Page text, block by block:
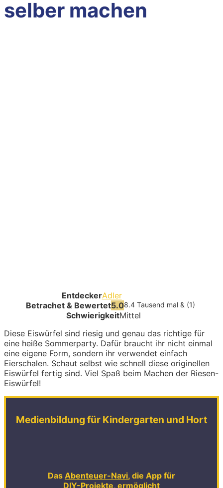
selber machen
EntdeckerAdler
Betrachet & Bewertet5.08.4 Tausend mal & (1)
SchwierigkeitMittel
Diese Eiswürfel sind riesig und genau das richtige für
eine heiße Sommerparty. Dafür braucht ihr nicht einmal
eine eigene Form, sondern ihr verwendet einfach
Eierschalen. Schaut selbst wie schnell diese originellen
Eiswürfel fertig sind. Viel Spaß beim Machen der Riesen-
Eiswürfel!
Medienbildung für Kindergarten und Hort
Das Abenteuer-Navi, die App für
DIY-Projekte, ermöglicht